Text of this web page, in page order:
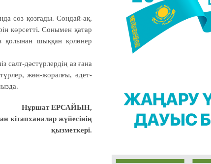
сөз қозғады. Сондай-ақ,
көрсетті. Сонымен қатар
қолынан шыққан қолөнер
салт-дәстүрлердің аз ғана
жөн-жоралғы, әдет-
Нұршат ЕРСАЙЫН,
кітапханалар жүйесінің
қызметкері.